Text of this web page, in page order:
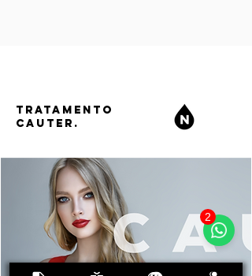
TRATAMENTO
CAUTER.
2